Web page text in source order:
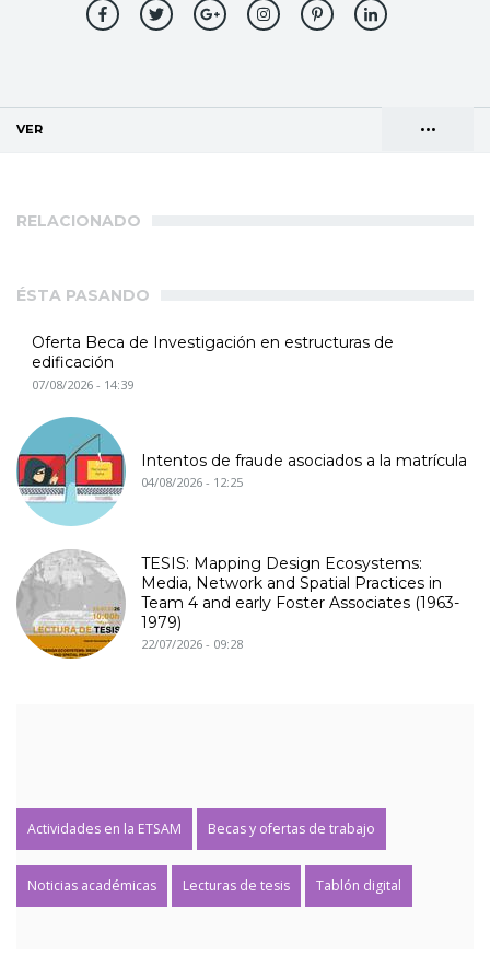
•••
VER
RELACIONADO
ÉSTA PASANDO
Oferta Beca de Investigación en estructuras de
edificación
07/08/2026 - 14:39
Intentos de fraude asociados a la matrícula
04/08/2026 - 12:25
TESIS: Mapping Design Ecosystems:
Media, Network and Spatial Practices in
Team 4 and early Foster Associates (1963-
1979)
22/07/2026 - 09:28
Actividades en la ETSAM Becas y ofertas de trabajo
Noticias académicas Lecturas de tesis Tablón digital